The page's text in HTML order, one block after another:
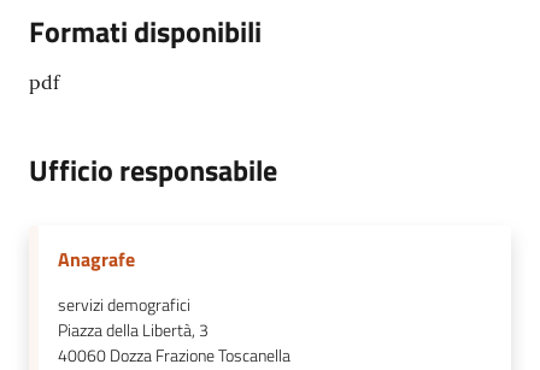
Formati disponibili
pdf
Ufficio responsabile
Anagrafe
servizi demografici
Piazza della Libertà, 3
40060Dozza Frazione Toscanella